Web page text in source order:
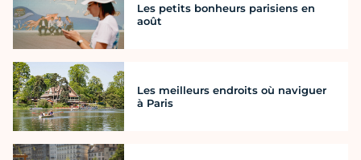
Les petits bonheurs parisiens en
août
Les meilleurs endroits où naviguer
à Paris